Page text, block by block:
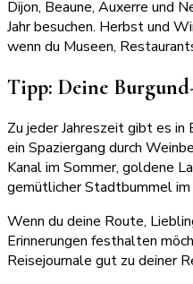
Dijon, Beaune, Auxerre und
Jahr besuchen. Herbst und
wenn du Museen,
Tipp: Deine
Zu jeder Jahreszeit gibt es
ein Spaziergang durch
Kanal im Sommer, goldene
gemütlicher Stadtbummel
Wenn du deine Route,
Erinnerungen festhalten
Reisejournale gut zu deiner